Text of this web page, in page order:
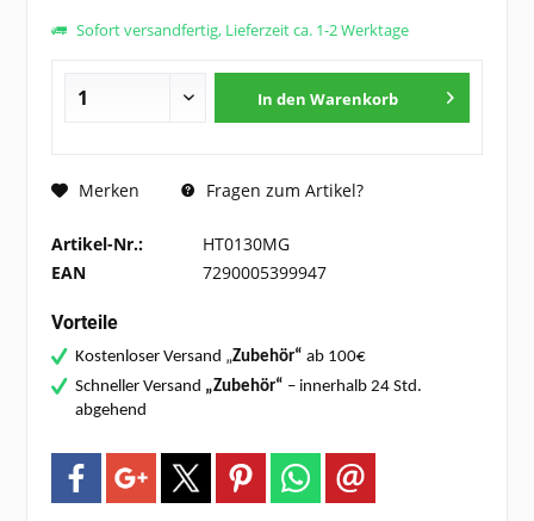
Sofort versandfertig, Lieferzeit ca. 1-2 Werktage
In den Warenkorb
Merken Fragen zum Artikel?
Artikel-Nr.:
HT0130MG
EAN
7290005399947
Vorteile
Kostenloser Versand „Zubehör“ ab 100€
Schneller Versand „Zubehör“ – innerhalb 24 Std.
abgehend